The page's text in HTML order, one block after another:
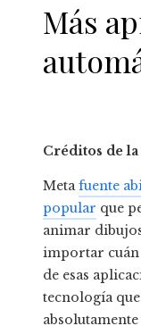
Más
Créditos de
Metafuente
popular que
animar
importar cuán
de esas
tecnología